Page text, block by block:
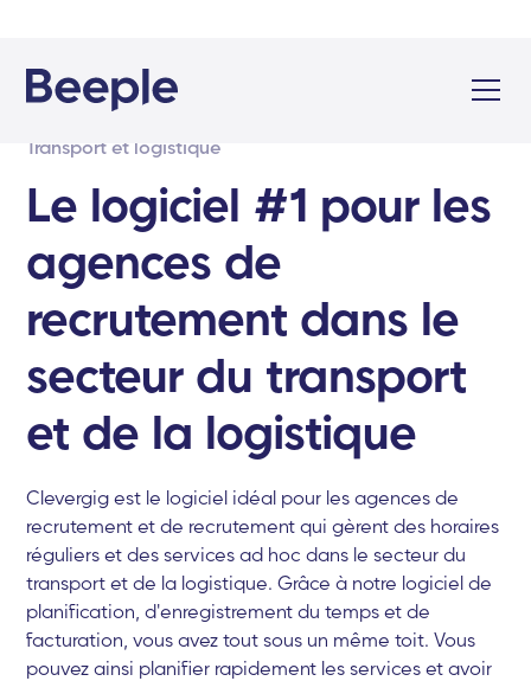
Transport et logistique
Le logiciel #1 pour les
agences de
recrutement dans le
secteur du transport
et de la logistique
Clevergig est le logiciel idéal pour les agences de
recrutement et de recrutement qui gèrent des horaires
réguliers et des services ad hoc dans le secteur du
transport et de la logistique. Grâce à notre logiciel de
planification, d'enregistrement du temps et de
facturation, vous avez tout sous un même toit. Vous
pouvez ainsi planifier rapidement les services et avoir